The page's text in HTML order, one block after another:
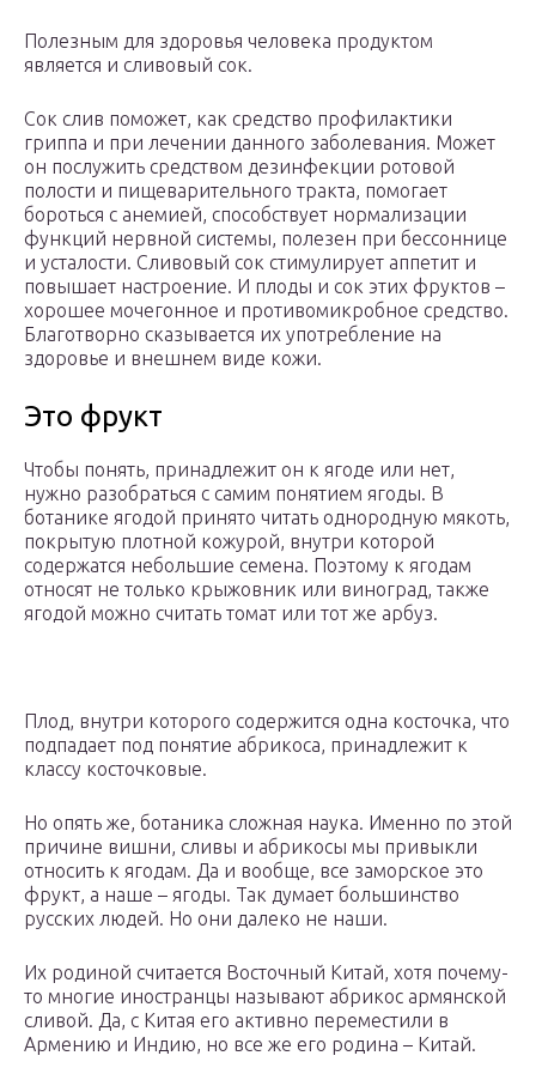
Полезным для здоровья человека продуктом
является и сливовый сок.
Сок слив поможет, как средство профилактики
гриппа и при лечении данного заболевания. Может
он послужить средством дезинфекции ротовой
полости и пищеварительного тракта, помогает
бороться с анемией, способствует нормализации
функций нервной системы, полезен при бессоннице
и усталости. Сливовый сок стимулирует аппетит и
повышает настроение. И плоды и сок этих фруктов –
хорошее мочегонное и противомикробное средство.
Благотворно сказывается их употребление на
здоровье и внешнем виде кожи.
Это фрукт
Чтобы понять, принадлежит он к ягоде или нет,
нужно разобраться с самим понятием ягоды. В
ботанике ягодой принято читать однородную мякоть,
покрытую плотной кожурой, внутри которой
содержатся небольшие семена. Поэтому к ягодам
относят не только крыжовник или виноград, также
ягодой можно считать томат или тот же арбуз.
Плод, внутри которого содержится одна косточка, что
подпадает под понятие абрикоса, принадлежит к
классу косточковые.
Но опять же, ботаника сложная наука. Именно по этой
причине вишни, сливы и абрикосы мы привыкли
относить к ягодам. Да и вообще, все заморское это
фрукт, а наше – ягоды. Так думает большинство
русских людей. Но они далеко не наши.
Их родиной считается Восточный Китай, хотя почему-
то многие иностранцы называют абрикос армянской
сливой. Да, с Китая его активно переместили в
Армению и Индию, но все же его родина – Китай.